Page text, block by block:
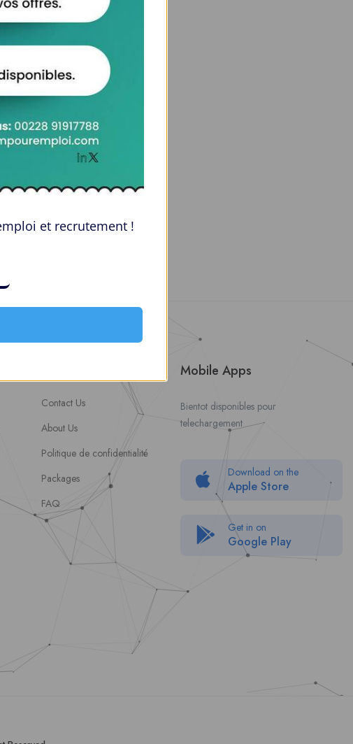
Contact Us
About Us
Politique de confidentialité
Packages
FAQ
Mobile Apps
Bientot disponibles pour
telechargement
Download on the
Apple Store
Get in on
Google Play
et recrutement !